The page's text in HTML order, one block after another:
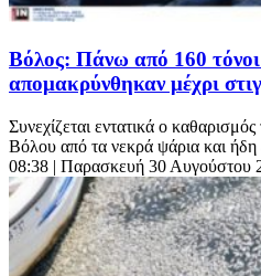
Βόλος: Πάνω από 160
απομακρύνθηκαν μέχρι
Συνεχίζεται εντατικά ο
Βόλου από τα νεκρά ψάρια και
08:38 | Παρασκευή 30 Αυγούστου